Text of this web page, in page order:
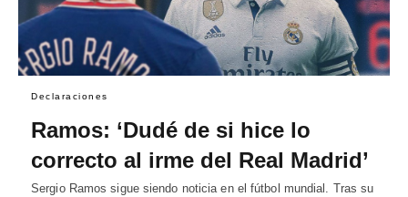
Declaraciones
Ramos: ‘Dudé de si hice lo
correcto al irme del Real Madrid’
Sergio Ramos sigue siendo noticia en el fútbol mundial. Tras su